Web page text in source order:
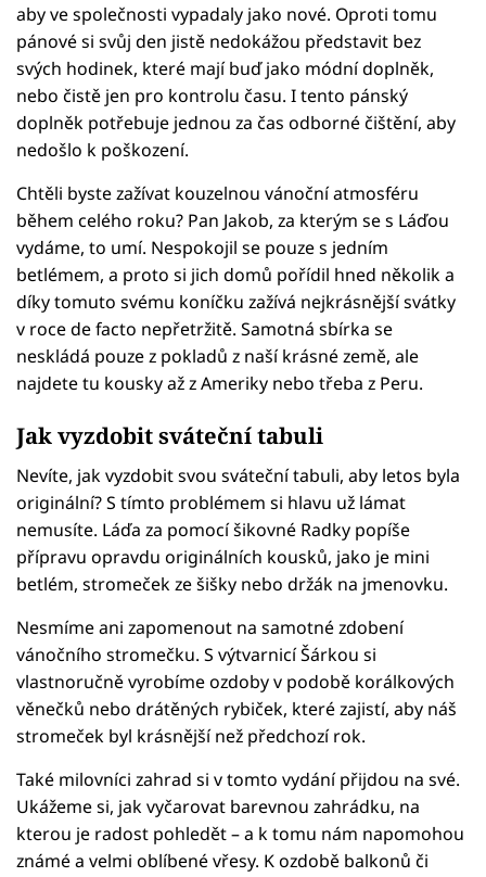
aby ve společnosti vypadaly jako nové. Oproti tomu
pánové si svůj den jistě nedokážou představit bez
svých hodinek, které mají buď jako módní doplněk,
nebo čistě jen pro kontrolu času. I tento pánský
doplněk potřebuje jednou za čas odborné čištění, aby
nedošlo k poškození.
Chtěli byste zažívat kouzelnou vánoční atmosféru
během celého roku? Pan Jakob, za kterým se s Láďou
vydáme, to umí. Nespokojil se pouze s jedním
betlémem, a proto si jich domů pořídil hned několik a
díky tomuto svému koníčku zažívá nejkrásnější svátky
v roce de facto nepřetržitě. Samotná sbírka se
neskládá pouze z pokladů z naší krásné země, ale
najdete tu kousky až z Ameriky nebo třeba z Peru.
Jak vyzdobit sváteční tabuli
Nevíte, jak vyzdobit svou sváteční tabuli, aby letos byla
originální? S tímto problémem si hlavu už lámat
nemusíte. Láďa za pomocí šikovné Radky popíše
přípravu opravdu originálních kousků, jako je mini
betlém, stromeček ze šišky nebo držák na jmenovku.
Nesmíme ani zapomenout na samotné zdobení
vánočního stromečku. S výtvarnicí Šárkou si
vlastnoručně vyrobíme ozdoby v podobě korálkových
věnečků nebo drátěných rybiček, které zajistí, aby náš
stromeček byl krásnější než předchozí rok.
Také milovníci zahrad si v tomto vydání přijdou na své.
Ukážeme si, jak vyčarovat barevnou zahrádku, na
kterou je radost pohledět – a k tomu nám napomohou
známé a velmi oblíbené vřesy. K ozdobě balkonů či